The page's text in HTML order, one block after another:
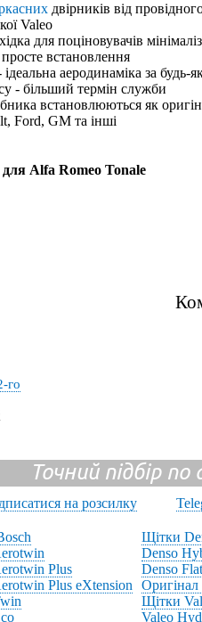
двірників від
Valeo
для поціновувачів
встановлення
аеродинаміка за будь-
- більший термін служби
встановлюються як
Ford, GM та інші
для Alfa Romeo Tonale
го
Точний підбір
на розсилку
Plus
Plus eXtension
Щітки
Denso
Denso Flat
Оригінал
Щітки
Valeo